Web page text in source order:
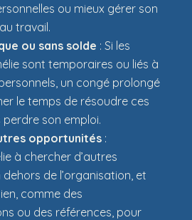
ou mieux gérer son
travail.
ou sans solde : Si les
sont temporaires ou liés à
un congé prolongé
le temps de résoudre ces
son emploi.
opportunités:
à chercher d’autres
de l’organisation, et
comme des
ou des références, pour